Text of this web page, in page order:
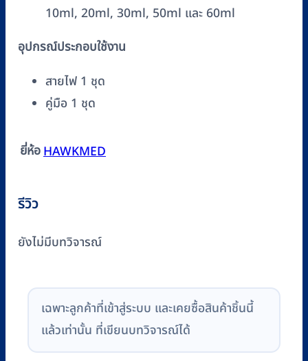
10ml, 20ml, 30ml, 50ml และ 60ml
อุปกรณ์ประกอบใช้งาน
สายไฟ 1 ชุด
คู่มือ 1 ชุด
ยี่ห้อHAWKMED
รีวิว
ยังไม่มีบทวิจารณ์
เฉพาะลูกค้าที่เข้าสู่ระบบ และเคยซื้อสินค้าชิ้นนี้
แล้วเท่านั้น ที่เขียนบทวิจารณ์ได้